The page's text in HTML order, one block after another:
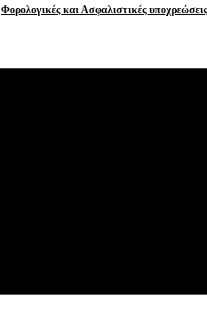
Φορολογικές και Ασφαλιστικές